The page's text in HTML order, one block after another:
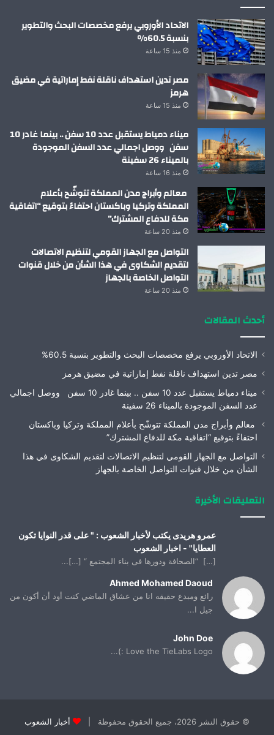
الاتحاد الأوروبي يرفع مخصصات البحث والتطوير
بنسبة 60.5%
منذ 15 ساعة
مصر تدين استهداف ناقلة نفط إماراتية في مضيق
هرمز
منذ 15 ساعة
ميناء دمياط يستقبل عدد 10 سفن .. بينما غادر 10
سفن ووصل اجمالي عدد السفن الموجودة
بالميناء 26 سفينة
منذ 16 ساعة
معالم وأبراج مدن المملكة تتوشّح بأعلام
المملكة وتركيا وباكستان احتفاءً بتوقيع “اتفاقية
مكة للدفاع المشترك”
منذ 20 ساعة
التواصل مع الجهاز القومي لتنظيم الاتصالات
لتقديم الشكاوى في هذا الشأن من خلال قنوات
التواصل الخاصة بالجهاز
منذ 20 ساعة
أحدث المقالات
الاتحاد الأوروبي يرفع مخصصات البحث والتطوير بنسبة 60.5%
مصر تدين استهداف ناقلة نفط إماراتية في مضيق هرمز
ميناء دمياط يستقبل عدد 10 سفن .. بينما غادر 10 سفن ووصل اجمالي
عدد السفن الموجودة بالميناء 26 سفينة
معالم وأبراج مدن المملكة تتوشّح بأعلام المملكة وتركيا وباكستان
احتفاءً بتوقيع “اتفاقية مكة للدفاع المشترك”
التواصل مع الجهاز القومي لتنظيم الاتصالات لتقديم الشكاوى في هذا
الشأن من خلال قنوات التواصل الخاصة بالجهاز
التعليقات الأخيرة
عمرو هريدى يكتب لأخبار الشعوب : " على قدر النوايا تكون
العطايا" - اخبار الشعوب
[…] “الصحافة ودورها فى بناء المجتمع “ […]...
Ahmed Mohamed Daoud
رائع ومبدع حقيقه انا من عشاق الماضي كنت أود أن أكون من
جيل ا...
John Doe
Love the TieLabs Logo :)...
© حقوق النشر 2026، جميع الحقوق محفوظة | أخبار الشعوب